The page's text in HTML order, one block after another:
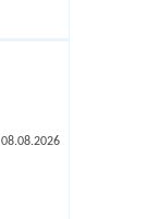
08.08.2026